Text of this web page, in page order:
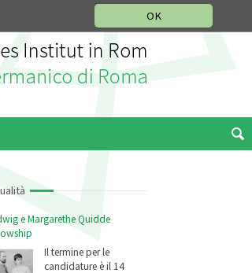
OK
e Margarethe Quidde
Il termine per le
candidature è il 14